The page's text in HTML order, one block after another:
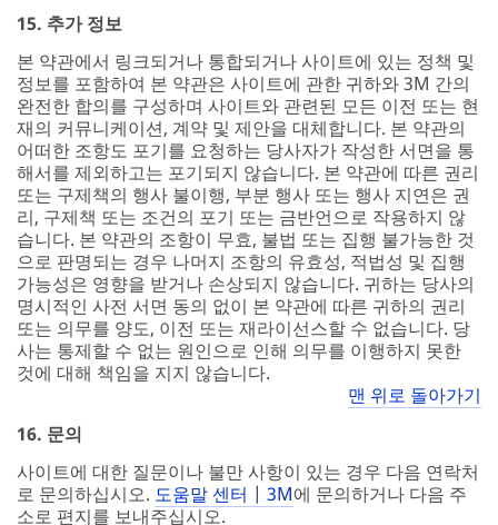
15. 추가 정보
본 약관에서 링크되거나 통합되거나 사이트에 있는 정책 및
정보를 포함하여 본 약관은 사이트에 관한 귀하와 3M 간의
완전한 합의를 구성하며 사이트와 관련된 모든 이전 또는 현
재의 커뮤니케이션, 계약 및 제안을 대체합니다. 본 약관의
어떠한 조항도 포기를 요청하는 당사자가 작성한 서면을 통
해서를 제외하고는 포기되지 않습니다. 본 약관에 따른 권리
또는 구제책의 행사 불이행, 부분 행사 또는 행사 지연은 권
리, 구제책 또는 조건의 포기 또는 금반언으로 작용하지 않
습니다. 본 약관의 조항이 무효, 불법 또는 집행 불가능한 것
으로 판명되는 경우 나머지 조항의 유효성, 적법성 및 집행
가능성은 영향을 받거나 손상되지 않습니다. 귀하는 당사의
명시적인 사전 서면 동의 없이 본 약관에 따른 귀하의 권리
또는 의무를 양도, 이전 또는 재라이선스할 수 없습니다. 당
사는 통제할 수 없는 원인으로 인해 의무를 이행하지 못한
것에 대해 책임을 지지 않습니다.
맨 위로 돌아가기
16. 문의
사이트에 대한 질문이나 불만 사항이 있는 경우 다음 연락처
로 문의하십시오. 도움말 센터 | 3M에 문의하거나 다음 주
소로 편지를 보내주십시오.